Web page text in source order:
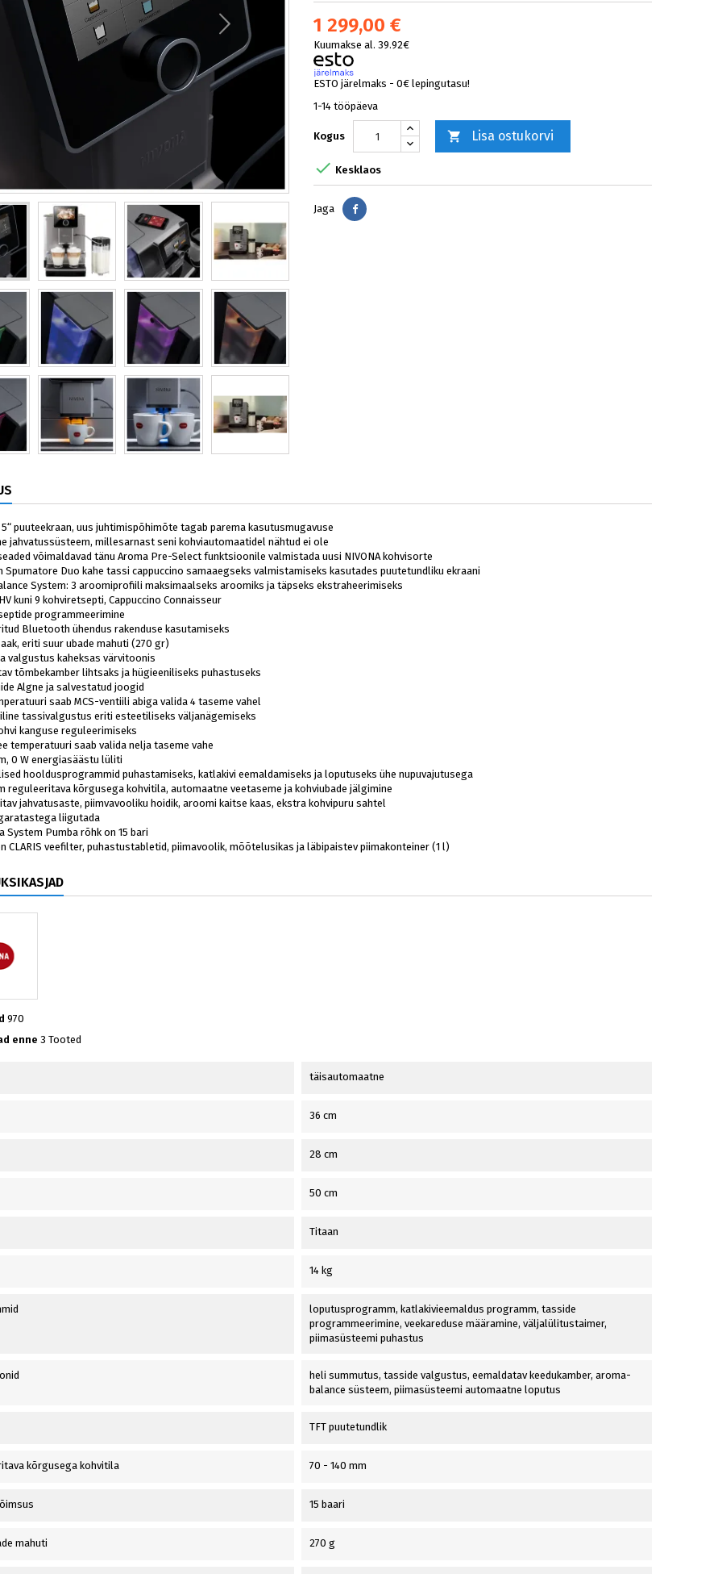
1 299,00 €
Kuumakse al. 39.92€
ESTO järelmaks - 0€ lepingutasu!
1-14 tööpäeva
Kogus  Lisa ostukorvi
 Kesklaos
Jaga Jaga
5“ puuteekraan, uus juhtimispõhimõte tagab parema kasutusmugavuse
jahvatussüsteem, millesarnast seni kohviautomaatidel nähtud ei ole
võimaldavad tänu Aroma Pre-Select funktsioonile valmistada uusi NIVONA kohvisorte
Spumatore Duo kahe tassi cappuccino samaaegseks valmistamiseks kasutades puutetundliku ekraani
System: 3 aroomiprofiili maksimaalseks aroomiks ja täpseks ekstraheerimiseks
kuni 9 kohviretsepti, Cappuccino Connaisseur
programmeerimine
Bluetooth ühendus rakenduse kasutamiseks
eriti suur ubade mahuti (270 gr)
valgustus kaheksas värvitoonis
tõmbekamber lihtsaks ja hügieeniliseks puhastuseks
Algne ja salvestatud joogid
saab MCS-ventiili abiga valida 4 taseme vahel
tassivalgustus eriti esteetiliseks väljanägemiseks
kanguse reguleerimiseks
temperatuuri saab valida nelja taseme vahe
0 W energiasäästu lüliti
hooldusprogrammid puhastamiseks, katlakivi eemaldamiseks ja loputuseks ühe nupuvajutusega
reguleeritava kõrgusega kohvitila, automaatne veetaseme ja kohviubade jälgimine
jahvatusaste, piimvavooliku hoidik, aroomi kaitse kaas, ekstra kohvipuru sahtel
liigutada
System Pumba rõhk on 15 bari
CLARIS veefilter, puhastustabletid, piimavoolik, mõõtelusikas ja läbipaistev piimakonteiner (1 l)
970
enne 3 Tooted
täisautomaatne
36 cm
28 cm
50 cm
Titaan
14 kg
loputusprogramm, katlakivieemaldus programm, tasside
programmeerimine, veekareduse määramine, väljalülitustaimer,
piimasüsteemi puhastus
heli summutus, tasside valgustus, eemaldatav keedukamber, aroma-
balance süsteem, piimasüsteemi automaatne loputus
TFT puutetundlik
kõrgusega kohvitila 70 - 140 mm
15 baari
mahuti 270 g